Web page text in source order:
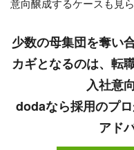
意向醸成するケースも見
少数の母集団を奪い
カギとなるのは、転
入社意
dodaなら採用のプ
アド